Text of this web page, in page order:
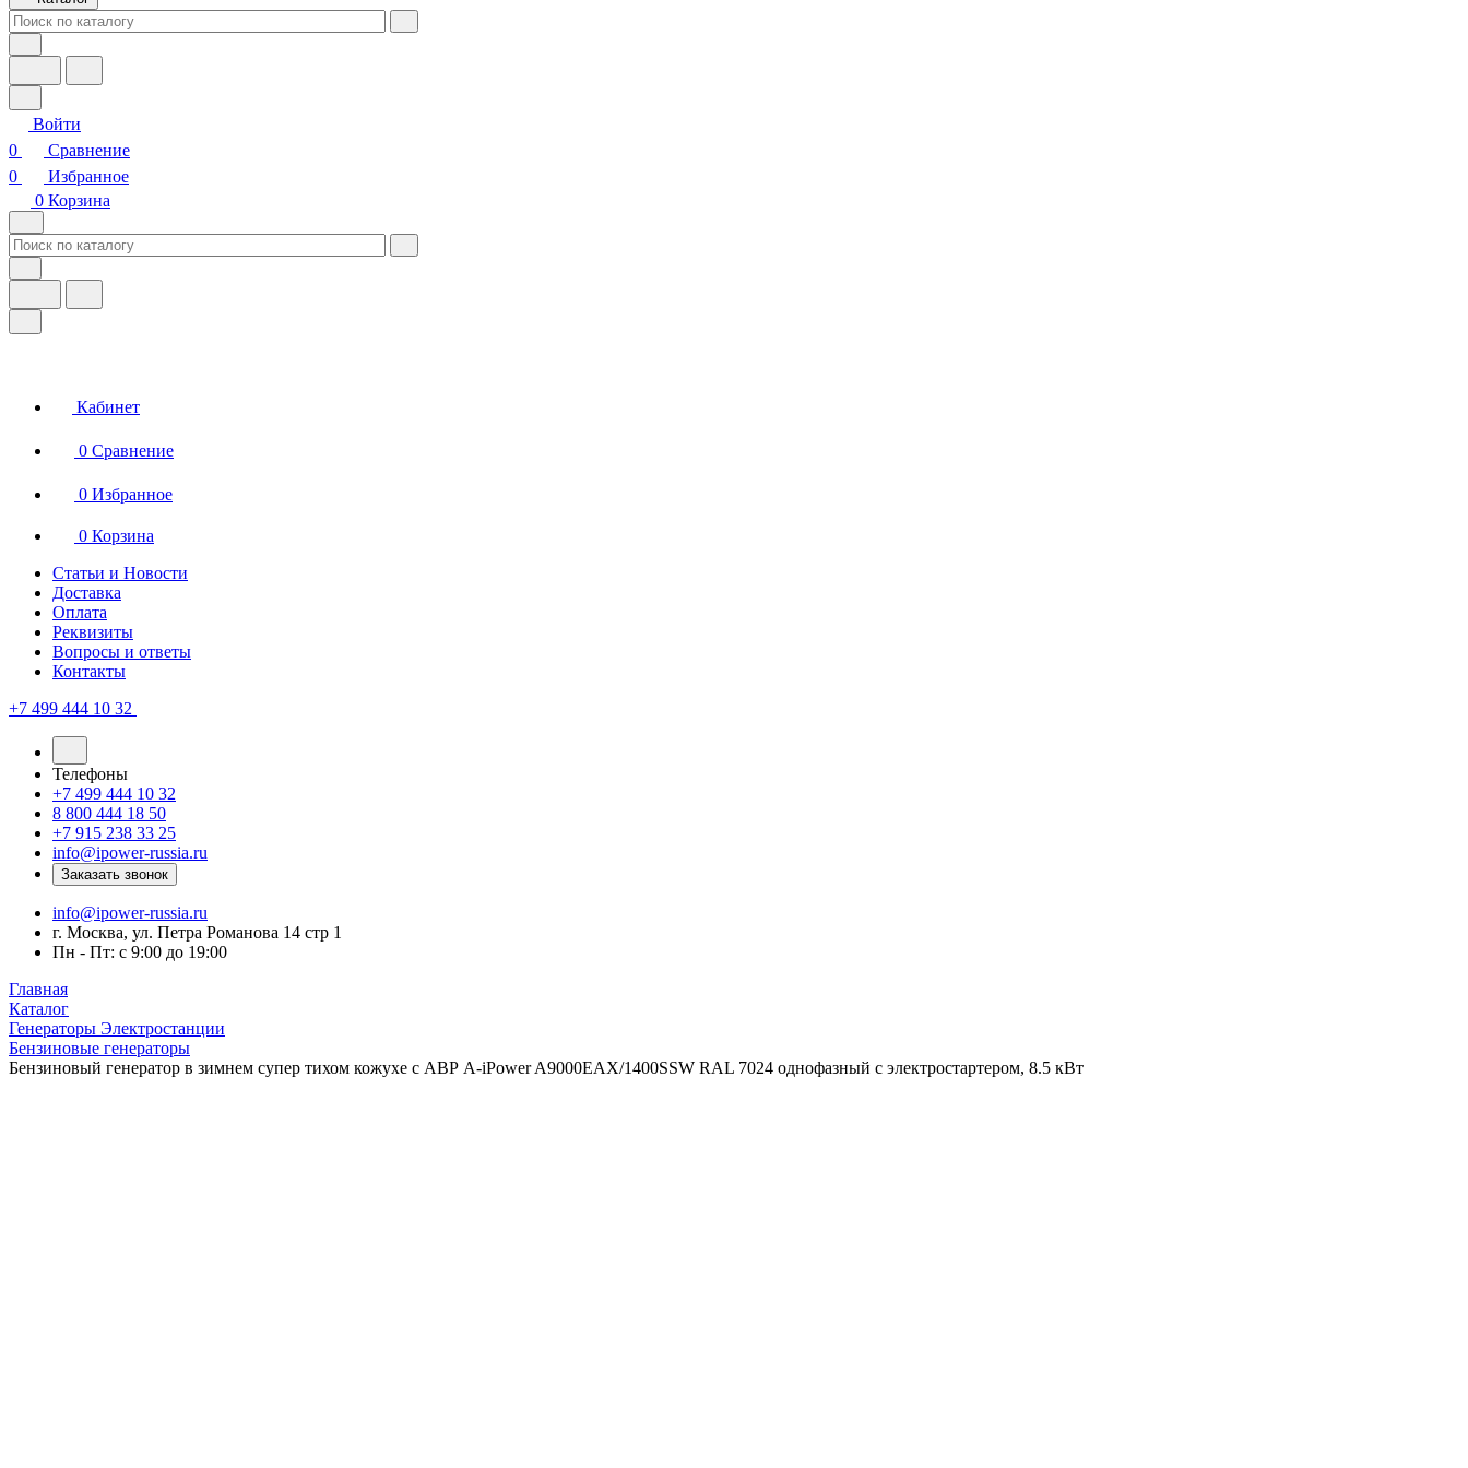
Войти
0
Сравнение
0
Избранное
0 Корзина
Кабинет
0 Сравнение
0 Избранное
0 Корзина
Статьи и Новости
Доставка
Оплата
Реквизиты
Вопросы и ответы
Контакты
+7 499 444 10 32
Телефоны
+7 499 444 10 32
8 800 444 18 50
+7 915 238 33 25
info@ipower-russia.ru
Заказать звонок
info@ipower-russia.ru
г. Москва, ул. Петра Романова 14 стр 1
Пн - Пт: с 9:00 до 19:00
Главная
Каталог
Генераторы Электростанции
Бензиновые генераторы
Бензиновый генератор в зимнем супер тихом кожухе с АВР A-iPower A9000EAX/1400SSW RAL 7024 однофазный с электростартером, 8.5 кВт